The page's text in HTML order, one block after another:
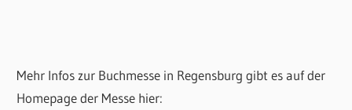
Mehr Infos zur Buchmesse in Regensburg gibt es auf der
Homepage der Messe hier: